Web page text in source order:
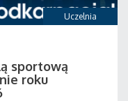
Uczelnia
sportową
roku